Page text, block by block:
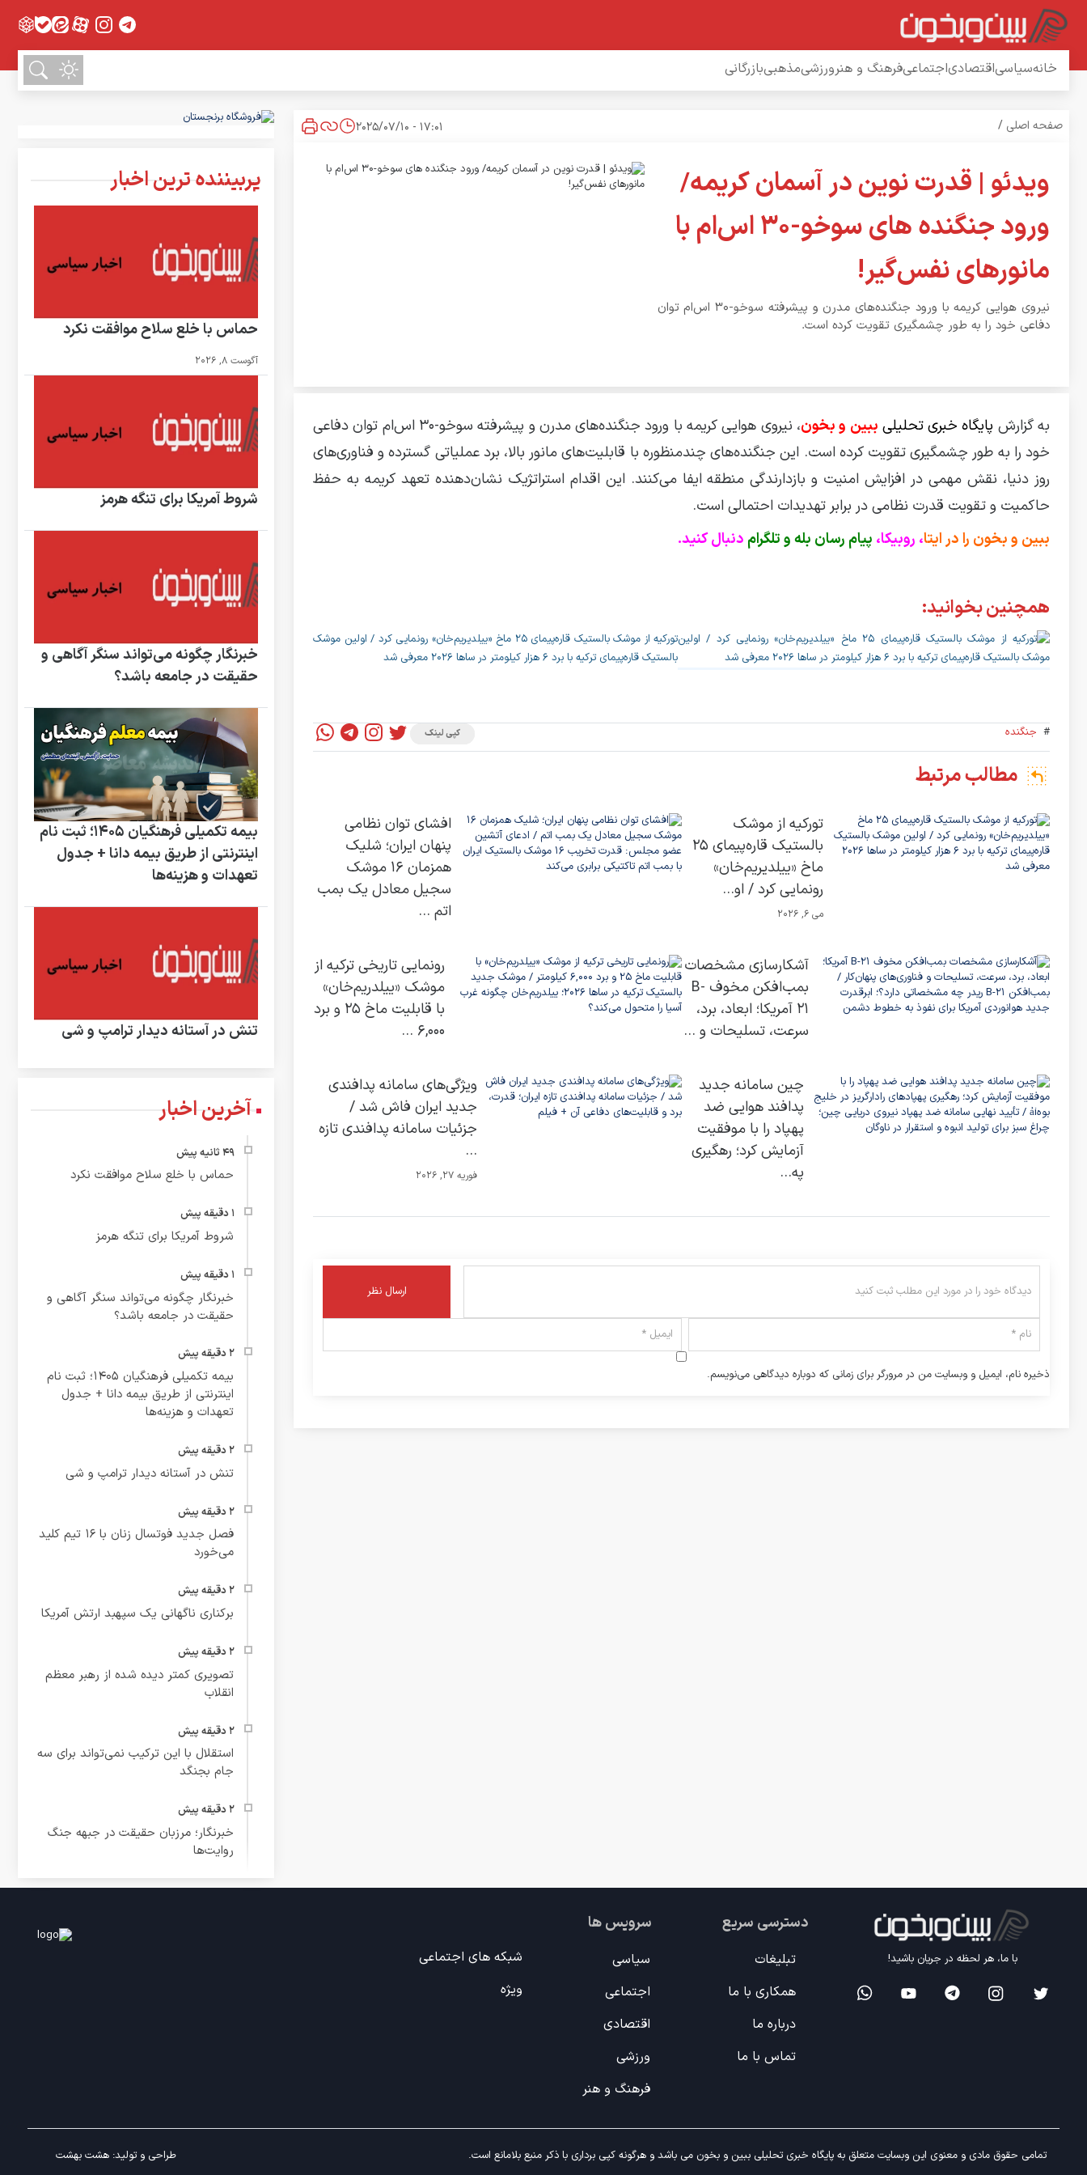
خانهسیاسیاقتصادیاجتماعیفرهنگ و هنرورزشیمذهبیبازرگانی
صفحه اصلی /
17:01 - 2025/07/10
ویدئو | قدرت نوین در آسمان کریمه/
ورود جنگنده های سوخو-30 اس‌ام با
مانورهای نفس‌گیر!
نیروی هوایی کریمه با ورود جنگنده‌های مدرن و پیشرفته سوخو-30 اس‌ام توان
دفاعی خود را به طور چشمگیری تقویت کرده است.
به گزارش پایگاه خبری تحلیلی ببین و بخون
، نیروی هوایی کریمه با ورود جنگنده‌های مدرن و پیشرفته سوخو-30 اس‌ام توان دفاعی
خود را به طور چشمگیری تقویت کرده است. این جنگنده‌های چندمنظوره با قابلیت‌های مانور بالا، برد عملیاتی گسترده و فناوری‌های
روز دنیا، نقش مهمی در افزایش امنیت و بازدارندگی منطقه ایفا می‌کنند. این اقدام استراتژیک نشان‌دهنده تعهد کریمه به حفظ
حاکمیت و تقویت قدرت نظامی در برابر تهدیدات احتمالی است.
ببین و بخون را در ایتا، روبیکا، پیام رسان بله و تلگرام دنبال کنید.
همچنین بخوانید:
تورکیه از موشک بالستیک قاره‌پیمای ۲۵ ماخ «ییلدیریم‌خان» رونمایی کرد / اولین موشک
بالستیک قاره‌پیمای ترکیه با برد ۶ هزار کیلومتر در ساها ۲۰۲۶ معرفی شد
# جنگنده کپی لینک
مطالب مرتبط
تورکیه از موشک
بالستیک قاره‌پیمای ۲۵
ماخ «ییلدیریم‌خان»
رونمایی کرد / او...
می 6, 2026
افشای توان نظامی
پنهان ایران؛ شلیک
همزمان ۱۶ موشک
سجیل معادل یک بمب
اتم ...
آشکارسازی مشخصات
بمب‌افکن مخوف B-
21 آمریکا؛ ابعاد، برد،
سرعت، تسلیحات و ...
رونمایی تاریخی ترکیه از
موشک «ییلدریم‌خان»
با قابلیت ماخ ۲۵ و برد
۶,۰۰۰ ...
چین سامانه جدید
پدافند هوایی ضد
پهپاد را با موفقیت
آزمایش کرد؛ رهگیری
په...
ویژگی‌های سامانه پدافندی
جدید ایران فاش شد /
جزئیات سامانه پدافندی تازه
...
فوریه 27, 2026
ذخیره نام، ایمیل و وبسایت من در مرورگر برای زمانی که دوباره دیدگاهی می‌نویسم.
پربیننده ترین اخبار
حماس با خلع سلاح موافقت نکرد
آگوست 8, 2026
شروط آمریکا برای تنگه هرمز
خبرنگار چگونه می‌تواند سنگر آگاهی و
حقیقت در جامعه باشد؟
بیمه تکمیلی فرهنگیان ۱۴۰۵؛ ثبت نام
اینترنتی از طریق بیمه دانا + جدول
تعهدات و هزینه‌ها
تنش در آستانه دیدار ترامپ و شی
آخرین اخبار
حماس با خلع سلاح موافقت نکرد
شروط آمریکا برای تنگه هرمز
خبرنگار چگونه می‌تواند سنگر آگاهی و
حقیقت در جامعه باشد؟
بیمه تکمیلی فرهنگیان ۱۴۰۵؛ ثبت نام
اینترنتی از طریق بیمه دانا + جدول
تعهدات و هزینه‌ها
تنش در آستانه دیدار ترامپ و شی
فصل جدید فوتسال زنان با ۱۶ تیم کلید
می‌خورد
برکناری ناگهانی یک سپهبد ارتش آمریکا
تصویری کمتر دیده شده از رهبر معظم
انقلاب
استقلال با این ترکیب نمی‌تواند برای سه
جام بجنگد
خبرنگار؛ مرزبان حقیقت در جبهه جنگ
روایت‌ها
با ما، هر لحظه در جریان باشید!
دسترسی سریع
تبلیغات
همکاری با ما
درباره ما
تماس با ما
سرویس ها
سیاسی
اجتماعی
اقتصادی
ورزشی
فرهنگ و هنر
شبکه های اجتماعی
ویژه
تمامی حقوق مادی و معنوی این وبسایت متعلق به پایگاه خبری تحلیلی ببین و بخون می باشد و هرگونه کپی برداری با ذکر منبع بلامانع است. طراحی و تولید: هشت بهشت